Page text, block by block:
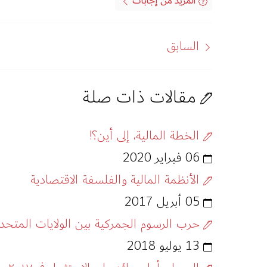
السابق
مقالات ذات صلة
الخطة المالية، إلى أين؟!
الأنظمة المالية والفلسفة الاقتصادية
حرب الرسوم الجمركية بين الولايات